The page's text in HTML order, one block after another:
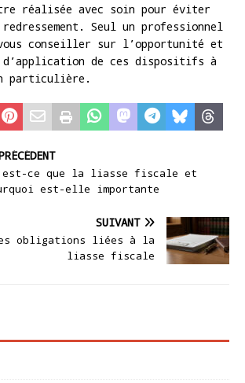
réalisée avec soin pour éviter
Seul un professionnel
conseiller sur l’opportunité et
de ces dispositifs à
particulière.
ce que la liasse fiscale et
est-elle importante
SUIVANT
obligations liées à la
liasse fiscale